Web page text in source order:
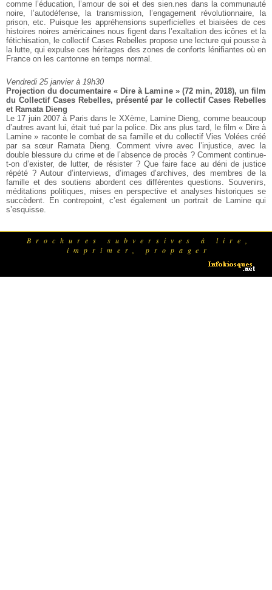
comme l’éducation, l’amour de soi et des sien.nes dans la communauté
noire, l’autodéfense, la transmission, l’engagement révolutionnaire, la
prison, etc. Puisque les appréhensions superficielles et biaisées de ces
histoires noires américaines nous figent dans l’exaltation des icônes et la
fétichisation, le collectif Cases Rebelles propose une lecture qui pousse à
la lutte, qui expulse ces héritages des zones de conforts lénifiantes où en
France on les cantonne en temps normal.
Vendredi 25 janvier à 19h30
Projection du documentaire « Dire à Lamine » (72 min, 2018), un film
du Collectif Cases Rebelles, présenté par le collectif Cases Rebelles
et Ramata Dieng
Le 17 juin 2007 à Paris dans le XXème, Lamine Dieng, comme beaucoup
d’autres avant lui, était tué par la police. Dix ans plus tard, le film « Dire à
Lamine » raconte le combat de sa famille et du collectif Vies Volées créé
par sa sœur Ramata Dieng. Comment vivre avec l’injustice, avec la
double blessure du crime et de l’absence de procès ? Comment continue-
t-on d’exister, de lutter, de résister ? Que faire face au déni de justice
répété ? Autour d’interviews, d’images d’archives, des membres de la
famille et des soutiens abordent ces différentes questions. Souvenirs,
méditations politiques, mises en perspective et analyses historiques se
succèdent. En contrepoint, c’est également un portrait de Lamine qui
s’esquisse.
Brochures subversives à lire,
imprimer, propager